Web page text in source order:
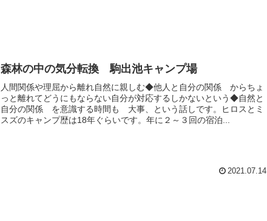
森林の中の気分転換 駒出池キャンプ場
人間関係や理屈から離れ自然に親しむ◆他人と自分の関係 からちょ
っと離れてどうにもならない自分が対応するしかないという◆自然と
自分の関係 を意識する時間も 大事、という話しです。ヒロスとミ
スズのキャンプ歴は18年ぐらいです。年に２～３回の宿泊...
2021.07.14